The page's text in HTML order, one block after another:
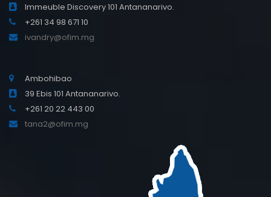
Immeuble Discovery 101 Antananarivo.
+261 34 98 671 10
ivandry@ofim.mg
Ambohibao
39 Ebis 101 Antananarivo.
+261 20 22 443 00
tana2@ofim.mg